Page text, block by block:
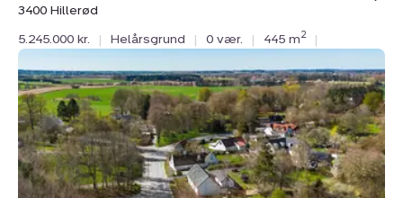
3400 Hillerød
5.245.000 kr.
| Helårsgrund | 0 vær. | 445 m2 |
Harløsevej
260A,
3400
Hillerød